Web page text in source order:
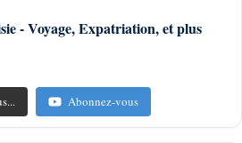
- Voyage, Expatriation, et plus
Abonnez-vous